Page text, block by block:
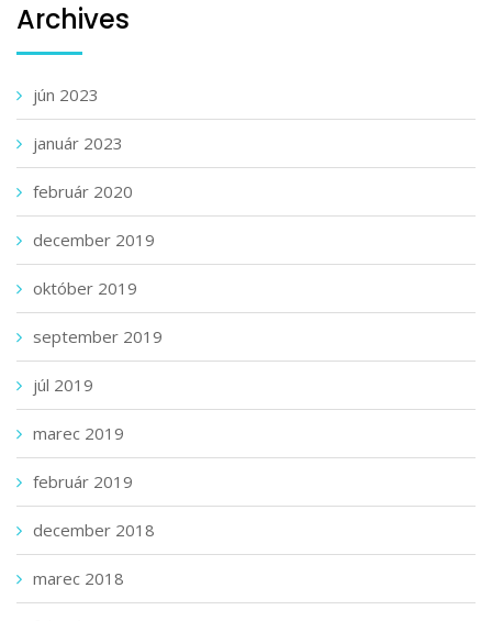
Archives
jún 2023
január 2023
február 2020
december 2019
október 2019
september 2019
júl 2019
marec 2019
február 2019
december 2018
marec 2018